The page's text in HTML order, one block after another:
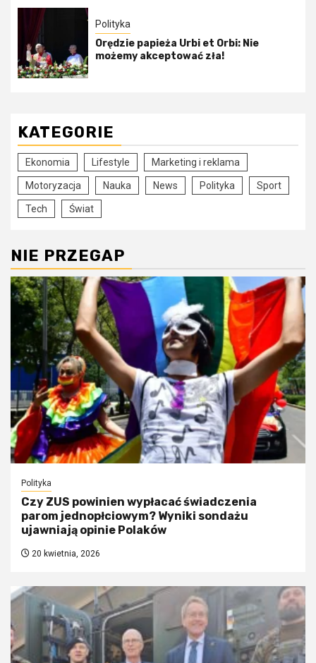
Polityka
Orędzie papieża Urbi et Orbi: Nie
możemy akceptować zła!
KATEGORIE
Ekonomia Lifestyle Marketing i reklama
Motoryzacja Nauka News Polityka Sport
Tech Świat
NIE PRZEGAP
Polityka
Czy ZUS powinien wypłacać świadczenia
parom jednopłciowym? Wyniki sondażu
ujawniają opinie Polaków
20 kwietnia, 2026